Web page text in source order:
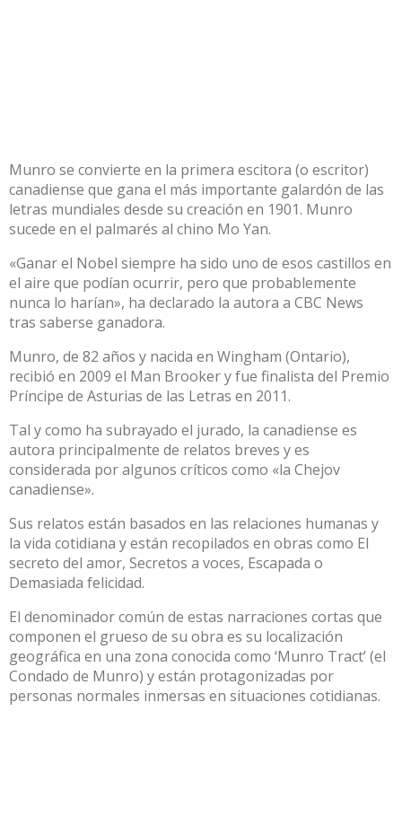
Munro se convierte en la primera escitora (o escritor)
canadiense que gana el más importante galardón de las
letras mundiales desde su creación en 1901. Munro
sucede en el palmarés al chino Mo Yan.
«Ganar el Nobel siempre ha sido uno de esos castillos en
el aire que podían ocurrir, pero que probablemente
nunca lo harían», ha declarado la autora a CBC News
tras saberse ganadora.
Munro, de 82 años y nacida en Wingham (Ontario),
recibió en 2009 el Man Brooker y fue finalista del Premio
Príncipe de Asturias de las Letras en 2011.
Tal y como ha subrayado el jurado, la canadiense es
autora principalmente de relatos breves y es
considerada por algunos críticos como «la Chejov
canadiense».
Sus relatos están basados en las relaciones humanas y
la vida cotidiana y están recopilados en obras como El
secreto del amor, Secretos a voces, Escapada o
Demasiada felicidad.
El denominador común de estas narraciones cortas que
componen el grueso de su obra es su localización
geográfica en una zona conocida como ‘Munro Tract’ (el
Condado de Munro) y están protagonizadas por
personas normales inmersas en situaciones cotidianas.